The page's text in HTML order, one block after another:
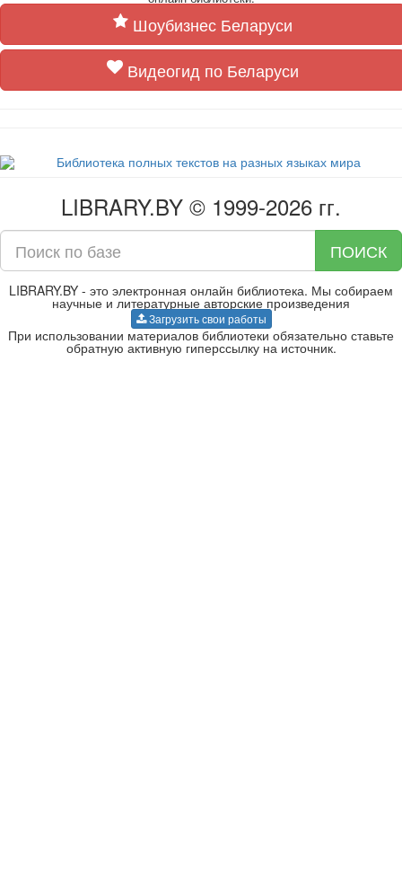
Шоубизнес Беларуси
Видеогид по Беларуси
LIBRARY.BY © 1999-2026 гг.
ПОИСК
LIBRARY.BY - это электронная онлайн библиотека. Мы собираем
научные и литературные авторские произведения
Загрузить свои работы
При использовании материалов библиотеки обязательно ставьте
обратную активную гиперссылку на источник.